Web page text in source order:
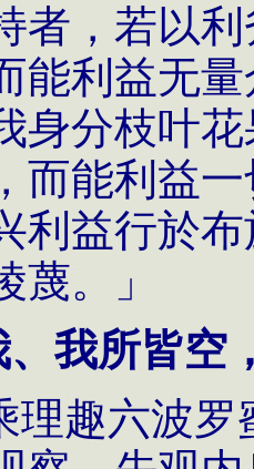
者，若以
能利益无
身分枝叶
而能利益
利益行於
蔑。」
、我所皆空
理趣六波